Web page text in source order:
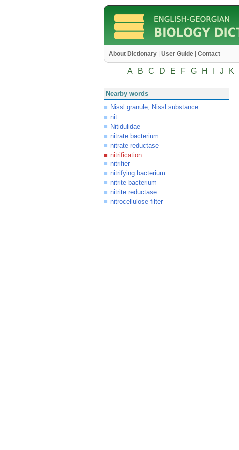
About Dictionary User Guide Contact
A B C D E F G H J K
Nearby words
Nissl granule, Nissl substance
nit
Nitidulidae
nitrate bacterium
nitrate reductase
nitrification
nitrifier
nitrifying bacterium
nitrite bacterium
nitrite reductase
nitrocellulose filter